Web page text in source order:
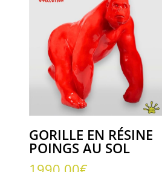
GORILLE EN RÉSINE
POINGS AU SOL